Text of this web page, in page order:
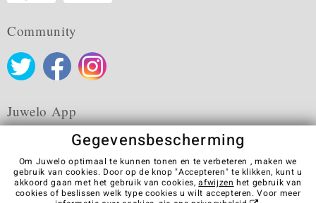
Community
Juwelo App
Algemene verkoopvoorwaarden Privacybeleid
Cookies
Gegevensbescherming
Om Juwelo optimaal te kunnen tonen en te verbeteren , maken we
gebruik van cookies. Door op de knop "Accepteren" te klikken, kunt u
akkoord gaan met het gebruik van cookies,afwijzen het gebruik van
cookies of beslissen welk type cookies u wilt accepteren. Voor meer